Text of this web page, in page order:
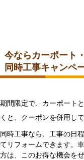
今ならカーポート
同時工事キャンペ
期間限定で、カーポート
くと、クーポンを併用し
同時工事なら、工事の日
てリフォームできます。
方は、このお得な機会を